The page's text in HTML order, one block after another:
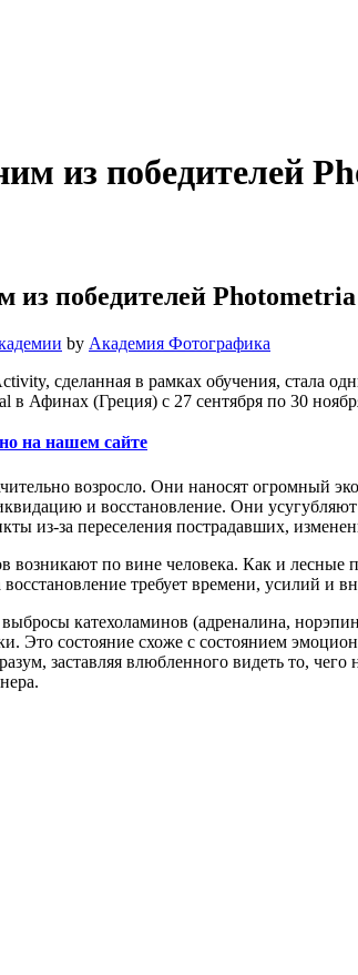
из победителей
победителей
by Академия Фотографика
сделанная в рамках обучения, стала
в Афинах (Греция) с 27 сентября по 30
на нашем сайте
возросло. Они наносят огромный
и восстановление. Они
из-за переселения пострадавших,
по вине человека. Как и
требует времени, усилий и
катехоламинов (адреналина,
Это состояние схоже с состоянием
заставляя влюбленного видеть то,